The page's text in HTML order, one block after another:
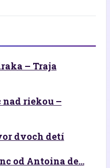
– Traja
nad riekou –
dvoch detí
od Antoina de...